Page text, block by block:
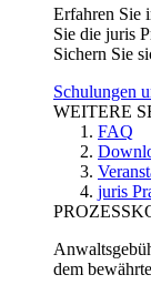
Erfahren Sie
Sie die juris
Sichern Sie
Schulungen
WEITERE
FAQ
juris
dem